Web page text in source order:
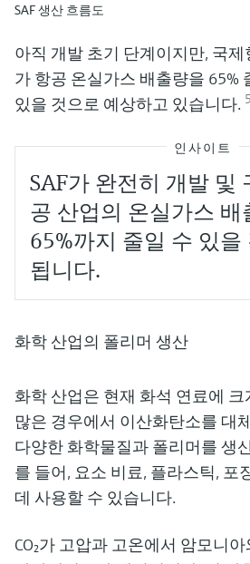
SAF 생산 흐름도
아직 개발 초기 단계이지만, 국제
가 항공 온실가스 배출량을 65%
있을 것으로 예상하고 있습니다. 5
인사이트
SAF가 완전히 개발 및
공 산업의 온실가스 배
65%까지 줄일 수 있을
됩니다.
화학 산업의 폴리머 생산
화학 산업은 현재 화석 연료에
많은 경우에서 이산화탄소를 대
다양한 화학물질과 폴리머를 생
를 들어, 요소 비료, 플라스틱, 포
데 사용할 수 있습니다.
CO₂가 고압과 고온에서 암모니